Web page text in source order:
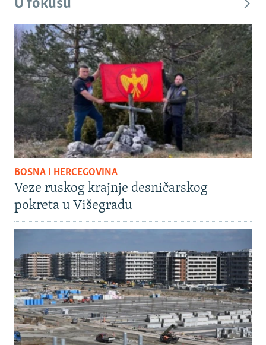
U fokusu
BOSNA I HERCEGOVINA
Veze ruskog krajnje desničarskog
pokreta u Višegradu